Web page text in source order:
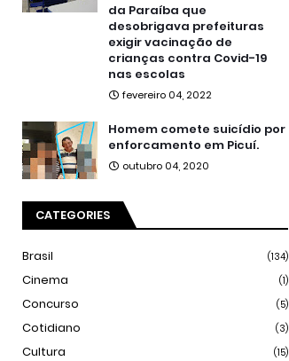
da Paraíba que
desobrigava prefeituras
exigir vacinação de
crianças contra Covid-19
nas escolas
fevereiro 04, 2022
Homem comete suicídio por
enforcamento em Picuí.
outubro 04, 2020
CATEGORIES
Brasil (134)
Cinema (1)
Concurso (5)
Cotidiano (3)
Cultura (15)